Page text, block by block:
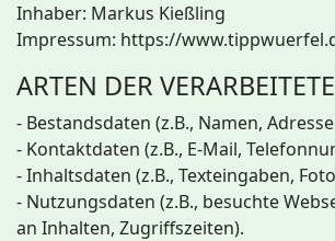
Inhaber: Markus Kießling
Impressum: https://
ARTEN DER
- Bestandsdaten (z.B., Namen,
- Kontaktdaten (z.B., E-Mail,
- Inhaltsdaten (z.B., Texteingaben,
- Nutzungsdaten (z.B., besuchte
an Inhalten, Zugriffszeiten).